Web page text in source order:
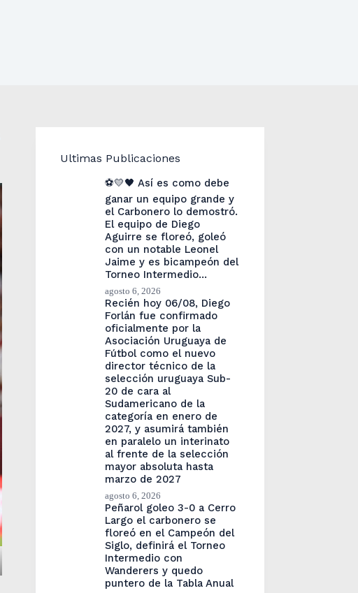
Ultimas Publicaciones
⚽💛🖤 Así es como debe
ganar un equipo grande y
el Carbonero lo demostró.
El equipo de Diego
Aguirre se floreó, goleó
con un notable Leonel
Jaime y es bicampeón del
Torneo Intermedio…
agosto 6, 2026
Recién hoy 06/08, Diego
Forlán fue confirmado
oficialmente por la
Asociación Uruguaya de
Fútbol como el nuevo
director técnico de la
selección uruguaya Sub-
20 de cara al
Sudamericano de la
categoría en enero de
2027, y asumirá también
en paralelo un interinato
al frente de la selección
mayor absoluta hasta
marzo de 2027
agosto 6, 2026
Peñarol goleo 3-0 a Cerro
Largo el carbonero se
floreó en el Campeón del
Siglo, definirá el Torneo
Intermedio con
Wanderers y quedo
puntero de la Tabla Anual